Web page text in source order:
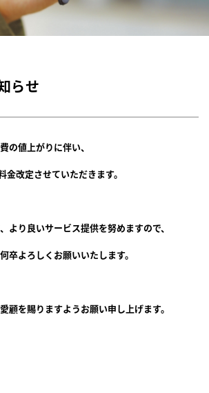
NEWS
サービス紹介
ご利用方法
FAQ
3141-4488
らせ
の値上がりに伴い、
改定させていただきます。
より良いサービス提供を努めますので、
卒よろしくお願いいたします。
顧を賜りますようお願い申し上げます。